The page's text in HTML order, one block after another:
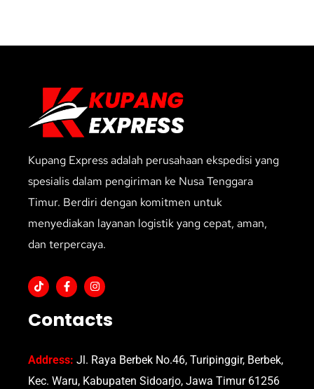
Kupang Express adalah perusahaan ekspedisi yang
spesialis dalam pengiriman ke Nusa Tenggara
Timur. Berdiri dengan komitmen untuk
menyediakan layanan logistik yang cepat, aman,
dan terpercaya.
Contacts
Address: Jl. Raya Berbek No.46, Turipinggir, Berbek,
Kec. Waru, Kabupaten Sidoarjo, Jawa Timur 61256